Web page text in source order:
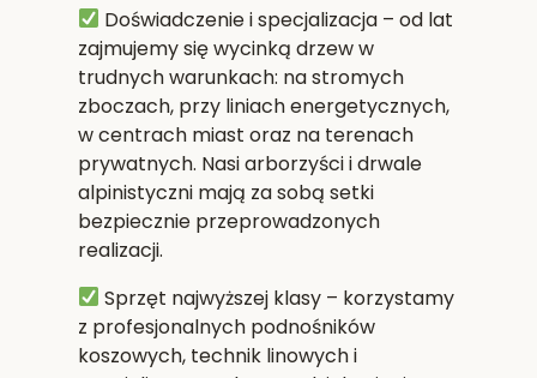
Doświadczenie i specjalizacja– od lat
zajmujemy się wycinką drzew w
trudnych warunkach: na stromych
zboczach, przy liniach energetycznych,
w centrach miast oraz na terenach
prywatnych. Nasi arborzyści i drwale
alpinistyczni mają za sobą setki
bezpiecznie przeprowadzonych
realizacji.
Sprzęt najwyższej klasy– korzystamy
z profesjonalnych podnośników
koszowych, technik linowych i